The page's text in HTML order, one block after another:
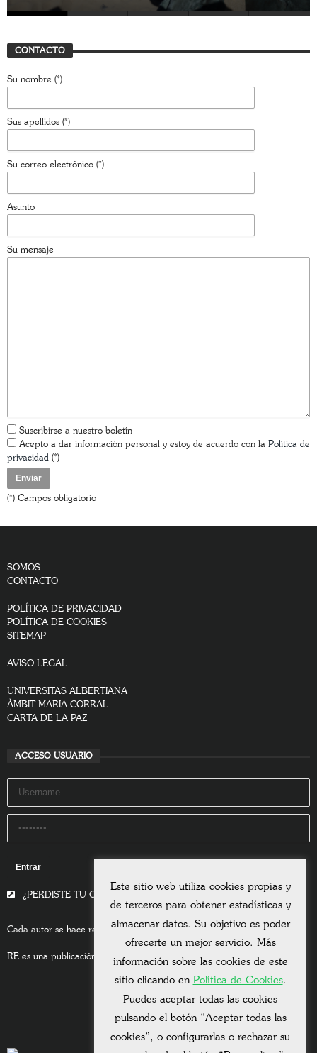
CONTACTO
Su nombre (*)
Sus apellidos (*)
Su correo electrónico (*)
Asunto
Su mensaje
Suscribirse a nuestro boletín
Acepto a dar información personal y estoy de acuerdo con la Política de
privacidad (*)
(*) Campos obligatorio
SOMOS
CONTACTO
POLÍTICA DE PRIVACIDAD
POLÍTICA DE COOKIES
SITEMAP
AVISO LEGAL
UNIVERSITAS ALBERTIANA
ÀMBIT MARIA CORRAL
CARTA DE LA PAZ
ACCESO USUARIO
¿PERDISTE TU CONTRASEÑA?
Cada autor se hace responsable del contenido de sus escritos.
RE es una publicación asociada a la Universitas Albertiana.
Este sitio web utiliza cookies propias y
de terceros para obtener estadísticas y
almacenar datos. Su objetivo es poder
ofrecerte un mejor servicio. Más
información sobre las cookies de este
sitio clicando en Política de Cookies.
Puedes aceptar todas las cookies
pulsando el botón “Aceptar todas las
cookies”, o configurarlas o rechazar su